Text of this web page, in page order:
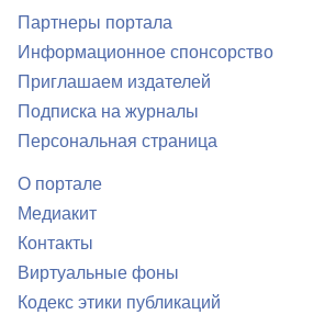
Партнеры портала
Информационное спонсорство
Приглашаем издателей
Подписка на журналы
Персональная страница
О портале
Медиакит
Контакты
Виртуальные фоны
Кодекс этики публикаций